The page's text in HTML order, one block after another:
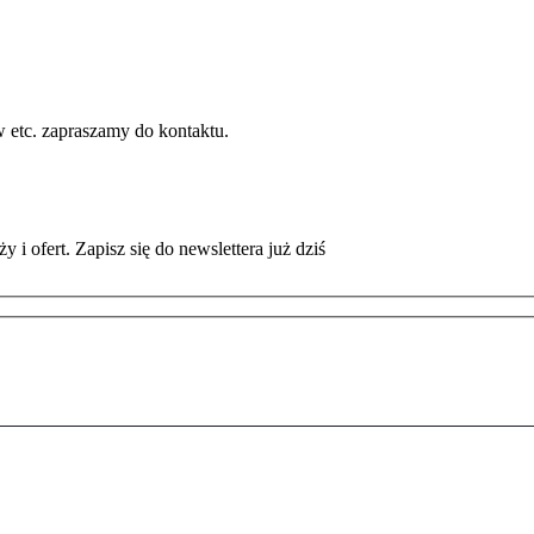
etc. zapraszamy do kontaktu.
i ofert. Zapisz się do newslettera już dziś